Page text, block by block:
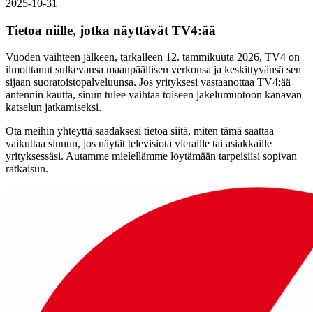
2025-10-31
Tietoa niille, jotka näyttävät TV4:ää
Vuoden vaihteen jälkeen, tarkalleen 12. tammikuuta 2026, TV4 on
ilmoittanut sulkevansa maanpäällisen verkonsa ja keskittyvänsä sen
sijaan suoratoistopalveluunsa. Jos yrityksesi vastaanottaa TV4:ää
antennin kautta, sinun tulee vaihtaa toiseen jakelumuotoon kanavan
katselun jatkamiseksi.
Ota meihin yhteyttä saadaksesi tietoa siitä, miten tämä saattaa
vaikuttaa sinuun, jos näytät televisiota vieraille tai asiakkaille
yrityksessäsi. Autamme mielellämme löytämään tarpeisiisi sopivan
ratkaisun.